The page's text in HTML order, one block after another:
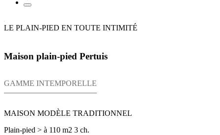
LE PLAIN-PIED EN TOUTE INTIMITÉ
Maison plain-pied Pertuis
GAMME INTEMPORELLE
MAISON MODÈLE TRADITIONNEL
Plain-pied > à 110 m2 3 ch.